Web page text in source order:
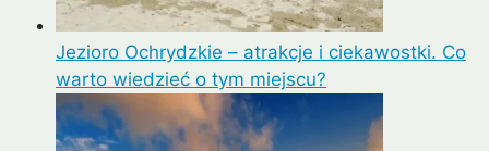
Jezioro Ochrydzkie – atrakcje i ciekawostki. Co
warto wiedzieć o tym miejscu?